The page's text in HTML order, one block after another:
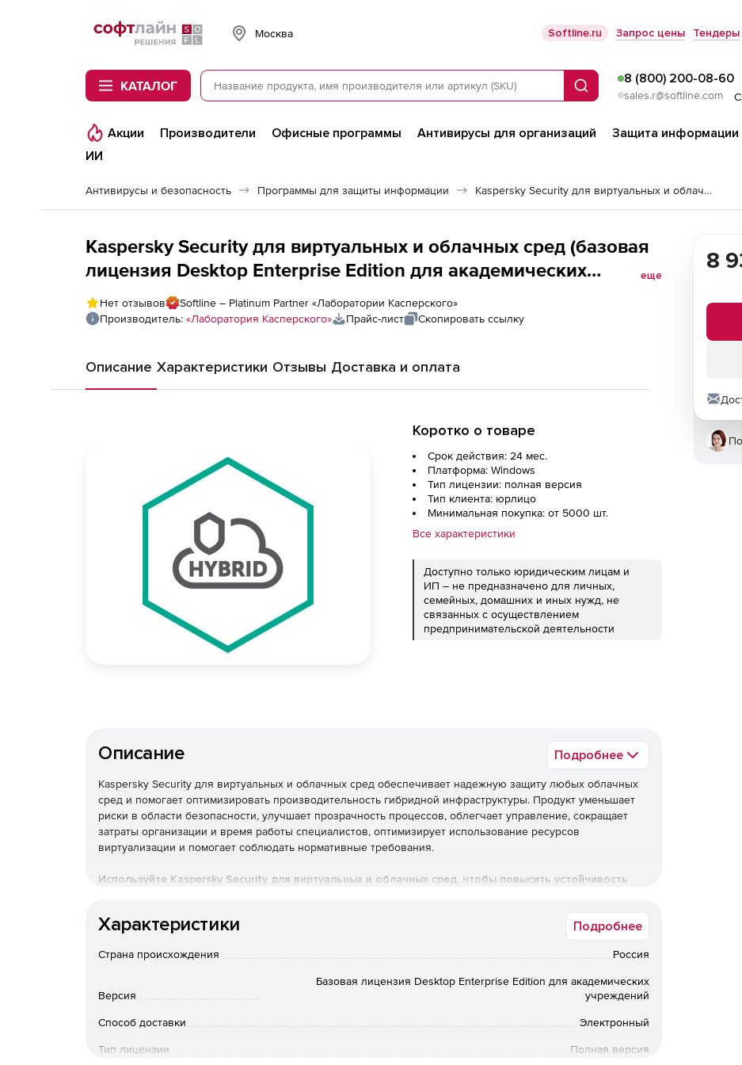
Softline
Москва Softline.ru Запрос цены Тендеры
КАТАЛОГ Поиск
8 (800) 200-08-60
sales.r@softline.com
Акции Производители Офисные программы Антивирусы для организаций Защита информации
ИИ
Антивирусы и безопасность Программы для защиты информации Kaspersky Security для виртуальных и облачных сред
Kaspersky Security для виртуальных и облачных сред (базовая
лицензия Desktop Enterprise Edition для академических
учреждений), Электронная лицензия на 2 года по количеству
виртуальных рабочих станций
еще
Нет отзывов
Softline – Platinum Partner «Лаборатории Касперского»
Производитель: «Лаборатория Касперского» Прайс-лист Скопировать ссылку
Описание Характеристики Отзывы Доставка и оплата
Коротко о товаре
Срок действия: 24 мес.
Платформа: Windows
Тип лицензии: полная версия
Тип клиента: юрлицо
Минимальная покупка: от 5000 шт.
Все характеристики
Доступно только юридическим лицам и
ИП – не предназначено для личных,
семейных, домашних и иных нужд, не
связанных с осуществлением
предпринимательской деятельности
Описание Подробнее
Kaspersky Security для виртуальных и облачных сред обеспечивает надежную защиту любых облачных
сред и помогает оптимизировать производительность гибридной инфраструктуры. Продукт уменьшает
риски в области безопасности, улучшает прозрачность процессов, облегчает управление, сокращает
затраты организации и время работы специалистов, оптимизирует использование ресурсов
виртуализации и помогает соблюдать нормативные требования.
Используйте Kaspersky Security для виртуальных и облачных сред, чтобы повысить устойчивость
Основные преимущества
Многоуровневые технологии проактивной защиты обеспечивают эффективное противостояние
различным видам киберугроз, таким как вредоносное ПО, фишинговые атаки и другие современные
Характеристики Подробнее
Страна происхождения Россия
Версия
Базовая лицензия Desktop Enterprise Edition для академических
учреждений
Способ доставки Электронный
Тип лицензии Полная версия
8